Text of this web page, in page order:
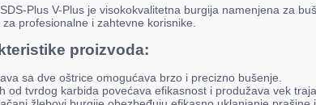
Plus V-Plus je visokokvalitetna burgija namenjena za
za profesionalne i zahtevne korisnike.
proizvoda:
sa dve oštrice omogućava brzo i precizno bušenje.
od tvrdog karbida povećava efikasnost i produžava vek